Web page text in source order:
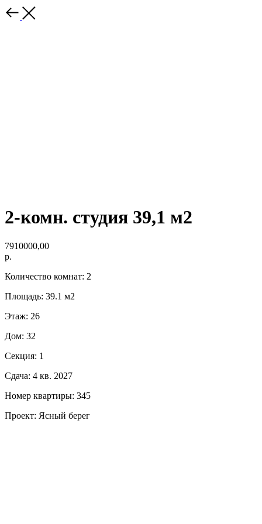
2-комн. студия 39,1 м2
7910000,00
р.
Количество комнат: 2
Площадь: 39.1 м2
Этаж: 26
Дом: 32
Секция: 1
Сдача: 4 кв. 2027
Номер квартиры: 345
Проект: Ясный берег